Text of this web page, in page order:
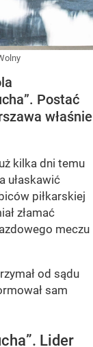
Postać
właśnie
kilka dni temu
ułaskawić
piłkarskiej
złamać
meczu
od sądu
sam
Lider